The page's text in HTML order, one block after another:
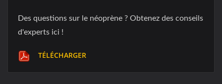
Des questions sur le néoprène ? Obtenez des conseils
d'experts ici !
TÉLÉCHARGER